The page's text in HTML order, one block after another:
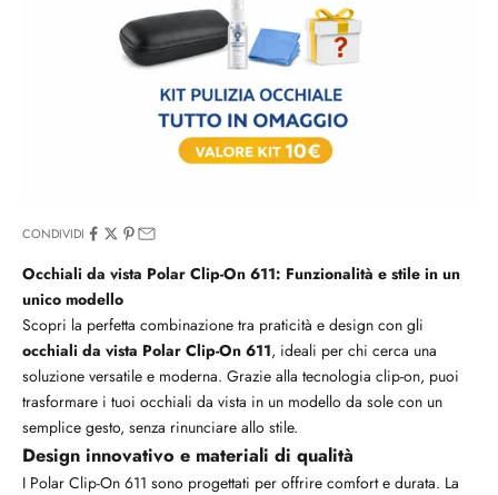
CONDIVIDI
Occhiali da vista Polar Clip-On 611: Funzionalità e stile in un
unico modello
Scopri la perfetta combinazione tra praticità e design con gli
occhiali da vista Polar Clip-On 611, ideali per chi cerca una
soluzione versatile e moderna. Grazie alla tecnologia clip-on, puoi
trasformare i tuoi occhiali da vista in un modello da sole con un
semplice gesto, senza rinunciare allo stile.
Design innovativo e materiali di qualità
I Polar Clip-On 611 sono progettati per offrire comfort e durata. La